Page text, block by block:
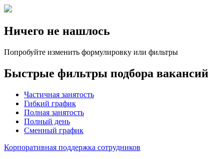
Ничего не нашлось
Попробуйте изменить формулировку или фильтры
Быстрые фильтры подбора вакансий
Частичная занятость
Гибкий график
Полная занятость
Полный день
Сменный график
Корпоративная поддержка сотрудников